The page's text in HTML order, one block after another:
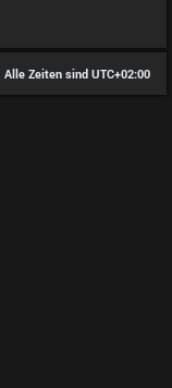
Alle Zeiten sind UTC+02:00